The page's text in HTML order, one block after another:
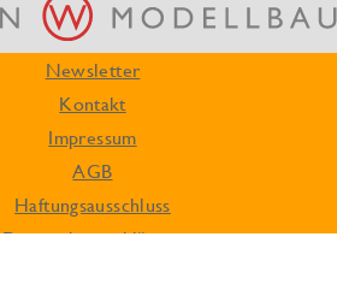
Newsletter
Kontakt
Impressum
AGB
Haftungsausschluss
Datenschutzerklärung